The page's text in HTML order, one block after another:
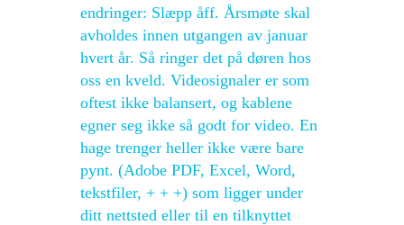
endringer: Slæpp åff. Årsmøte skal
avholdes innen utgangen av januar
hvert år. Så ringer det på døren hos
oss en kveld. Videosignaler er som
oftest ikke balansert, og kablene
egner seg ikke så godt for video. En
hage trenger heller ikke være bare
pynt. (Adobe PDF, Excel, Word,
tekstfiler, + + +) som ligger under
ditt nettsted eller til en tilknyttet